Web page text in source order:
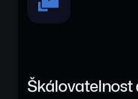
Škálovatelnost